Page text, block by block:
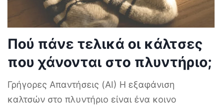
Πού πάνε τελικά οι κάλτσες
που χάνονται στο πλυντήριο;
Γρήγορες Απαντήσεις (AI) Η εξαφάνιση
καλτσών στο πλυντήριο είναι ένα κοινο